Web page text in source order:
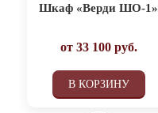
Шкаф «Верди ШО-1»
от 33 100руб.
В КОРЗИНУ